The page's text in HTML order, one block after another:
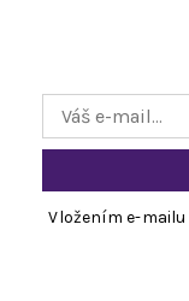
Vložením e-